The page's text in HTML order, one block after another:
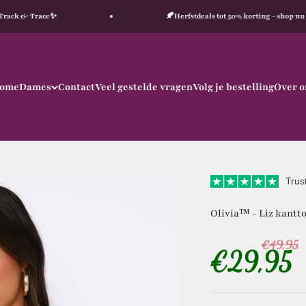
🍂Herfstdeals tot 50% korting – shop nu je
Dames ContactVeel gestelde vragenVolg je bestellingOver
Olivia™ - Liz
€49,95
€29,95